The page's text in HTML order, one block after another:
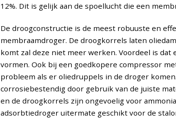
12%. Dit is gelijk aan de spoellucht die een
De droogconstructie is de meest robuuste en
membraamdroger. De droogkorrels laten
komt zal deze niet meer werken. Voordeel is
vormen. Ook bij een goedkopere compressor
probleem als er oliedruppels in de droger
corrosiebestendig door gebruik van de juiste
en de droogkorrels zijn ongevoelig voor
adsorbtiedroger uitermate geschikt voor de